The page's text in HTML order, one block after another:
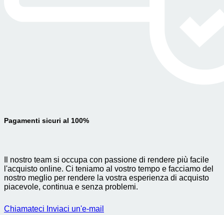
Pagamenti sicuri al 100%
Il nostro team si occupa con passione di rendere più facile
l'acquisto online. Ci teniamo al vostro tempo e facciamo del
nostro meglio per rendere la vostra esperienza di acquisto
piacevole, continua e senza problemi.
Chiamateci Inviaci un'e-mail